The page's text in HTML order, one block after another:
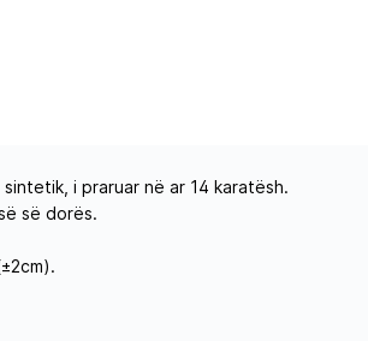
i praruar në ar 14 karatësh.
së dorës.